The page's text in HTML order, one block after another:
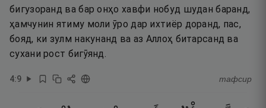
бигузоранд ва бар онҳо хавфи нобуд шудан баранд,
ҳамчунин ятиму моли ӯро дар ихтиёр доранд, пас,
бояд, ки зулм накунанд ва аз Аллоҳ битарсанд ва
сухани рост бигӯянд.
4:9 тафсир